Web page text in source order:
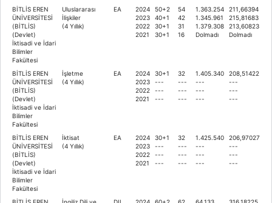
BİTLİS EREN
ÜNİVERSİTESİ
(BİTLİS)
(Devlet)
İktisadi ve İdari
Bilimler
Fakültesi
Uluslararası
İlişkiler
(4 Yıllık)
EA
2024
2023
2022
2021
50+2
40+1
30+1
30+1
54
42
31
16
1.363.254
1.345.961
1.379.308
Dolmadı
211,66394
215,81683
213,60823
Dolmadı
BİTLİS EREN
ÜNİVERSİTESİ
(BİTLİS)
(Devlet)
İktisadi ve İdari
Bilimler
Fakültesi
İşletme
(4 Yıllık)
EA
2024
2023
2022
2021
30+1
---
---
---
32
---
---
---
1.405.340
---
---
---
208,51422
---
---
---
BİTLİS EREN
ÜNİVERSİTESİ
(BİTLİS)
(Devlet)
İktisadi ve İdari
Bilimler
Fakültesi
İktisat
(4 Yıllık)
EA
2024
2023
2022
2021
30+1
---
---
---
32
---
---
---
1.425.540
---
---
---
206,97027
---
---
---